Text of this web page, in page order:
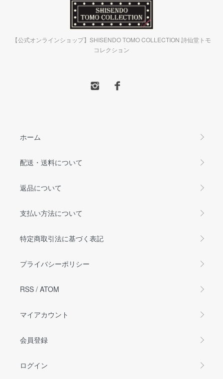
【公式オンラインショップ】SHISENDO TOMO COLLECTION 詩仙堂トモ
コレクション
ホーム
配送・送料について
返品について
支払い方法について
特定商取引法に基づく表記
プライバシーポリシー
RSS / ATOM
マイアカウント
会員登録
ログイン